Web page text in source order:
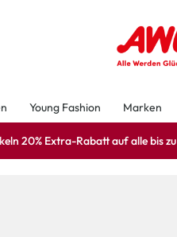
Young Fashion Marken
20% Extra-Rabatt auf alle bis zu